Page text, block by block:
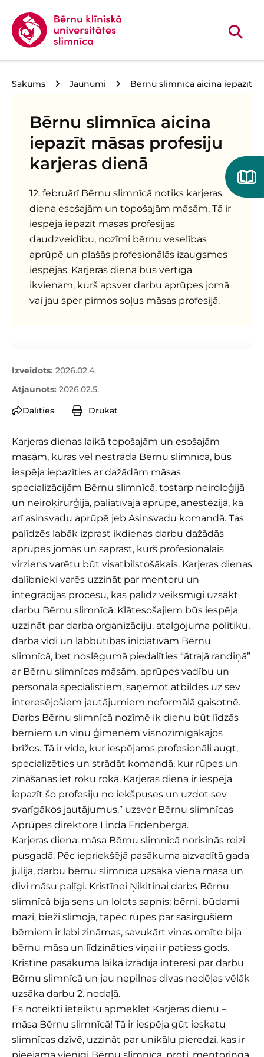
Sākums Jaunumi Bērnu slimnīca aicina iepazīt
Bērnu slimnīca aicina
iepazīt māsas profesiju
karjeras dienā
12. februārī Bērnu slimnīcā notiks karjeras
diena esošajām un topošajām māsām. Tā ir
iespēja iepazīt māsas profesijas
daudzveidību, nozīmi bērnu veselības
aprūpē un plašās profesionālās izaugsmes
iespējas. Karjeras diena būs vērtīga
ikvienam, kurš apsver darbu aprūpes jomā
vai jau sper pirmos soļus māsas profesijā.
Izveidots: 2026.02.4.
Atjaunots: 2026.02.5.
Dalīties
Drukāt
Karjeras dienas laikā topošajām un esošajām
māsām, kuras vēl nestrādā Bērnu slimnīcā, būs
iespēja iepazīties ar dažādām māsas
specializācijām Bērnu slimnīcā, tostarp neiroloģijā
un neiroķirurģijā, paliatīvajā aprūpē, anestēzijā, kā
arī asinsvadu aprūpē jeb Asinsvadu komandā. Tas
palīdzēs labāk izprast ikdienas darbu dažādās
aprūpes jomās un saprast, kurš profesionālais
virziens varētu būt visatbilstošākais. Karjeras dienas
dalībnieki varēs uzzināt par mentoru un
integrācijas procesu, kas palīdz veiksmīgi uzsākt
darbu Bērnu slimnīcā. Klātesošajiem būs iespēja
uzzināt par darba organizāciju, atalgojuma politiku,
darba vidi un labbūtības iniciatīvām Bērnu
slimnīcā, bet noslēgumā piedalīties “ātrajā randiņā”
ar Bērnu slimnīcas māsām, aprūpes vadību un
personāla speciālistiem, saņemot atbildes uz sev
interesējošiem jautājumiem neformālā gaisotnē.
Darbs Bērnu slimnīcā nozīmē ik dienu būt līdzās
bērniem un viņu ģimenēm visnozīmīgākajos
brīžos. Tā ir vide, kur iespējams profesionāli augt,
specializēties un strādāt komandā, kur rūpes un
zināšanas iet roku rokā. Karjeras diena ir iespēja
iepazīt šo profesiju no iekšpuses un uzdot sev
svarīgākos jautājumus,” uzsver Bērnu slimnīcas
Aprūpes direktore Linda Frīdenberga.
Karjeras diena: māsa Bērnu slimnīcā norisinās reizi
pusgadā. Pēc iepriekšējā pasākuma aizvadītā gada
jūlijā, darbu bērnu slimnīcā uzsāka viena māsa un
divi māsu palīgi. Kristīnei Ņikitinai darbs Bērnu
slimnīcā bija sens un lolots sapnis: bērni, būdami
mazi, bieži slimoja, tāpēc rūpes par sasirgušiem
bērniem ir labi zināmas, savukārt viņas omīte bija
bērnu māsa un līdzināties viņai ir patiess gods.
Kristīne pasākuma laikā izrādīja interesi par darbu
Bērnu slimnīcā un jau nepilnas divas nedēļas vēlāk
uzsāka darbu 2. nodaļā.
Es noteikti ieteiktu apmeklēt Karjeras dienu –
māsa Bērnu slimnīcā! Tā ir iespēja gūt ieskatu
slimnīcas dzīvē, uzzināt par unikālu pieredzi, kas ir